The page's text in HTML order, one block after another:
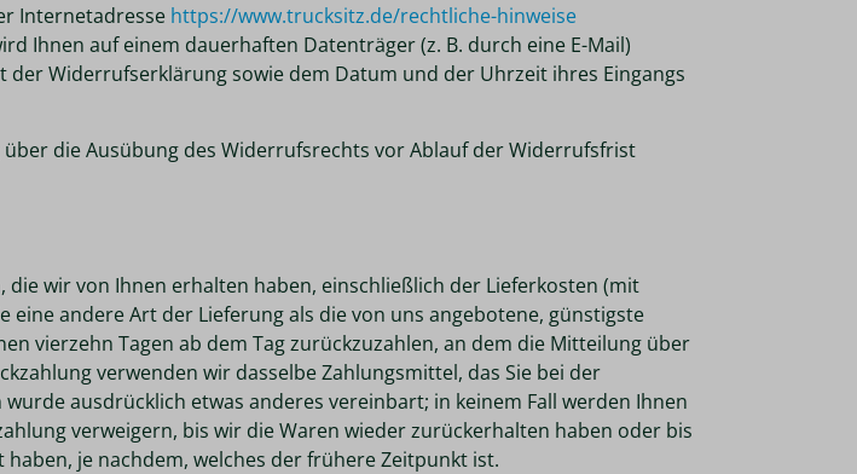
Internetadresse https://www.trucksitz.de/rechtliche-hinweise
Ihnen auf einem dauerhaften Datenträger (z. B. durch eine E-Mail)
Widerrufserklärung sowie dem Datum und der Uhrzeit ihres Eingangs
die Ausübung des Widerrufsrechts vor Ablauf der Widerrufsfrist
wir von Ihnen erhalten haben, einschließlich der Lieferkosten (mit
eine andere Art der Lieferung als die von uns angebotene, günstigste
vierzehn Tagen ab dem Tag zurückzuzahlen, an dem die Mitteilung über
verwenden wir dasselbe Zahlungsmittel, das Sie bei der
ausdrücklich etwas anderes vereinbart; in keinem Fall werden Ihnen
verweigern, bis wir die Waren wieder zurückerhalten haben oder bis
je nachdem, welches der frühere Zeitpunkt ist.